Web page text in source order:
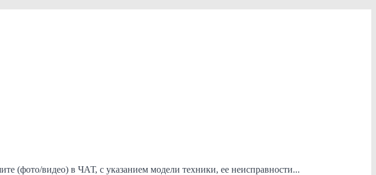
видео) в ЧАТ, с указанием модели техники, ее неисправности...